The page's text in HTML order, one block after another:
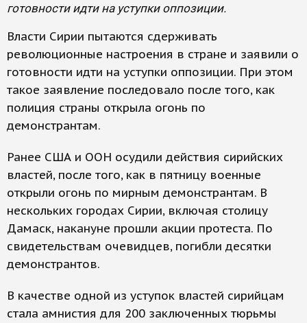
готовности идти на уступки оппозиции.
Власти Сирии пытаются сдерживать
революционные настроения в стране и заявили о
готовности идти на уступки оппозиции. При этом
такое заявление последовало после того, как
полиция страны открыла огонь по
демонстрантам.
Ранее США и ООН осудили действия сирийских
властей, после того, как в пятницу военные
открыли огонь по мирным демонстрантам. В
нескольких городах Сирии, включая столицу
Дамаск, накануне прошли акции протеста. По
свидетельствам очевидцев, погибли десятки
демонстрантов.
В качестве одной из уступок властей сирийцам
стала амнистия для 200 заключенных тюрьмы